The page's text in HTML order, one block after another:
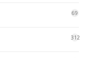
69
312